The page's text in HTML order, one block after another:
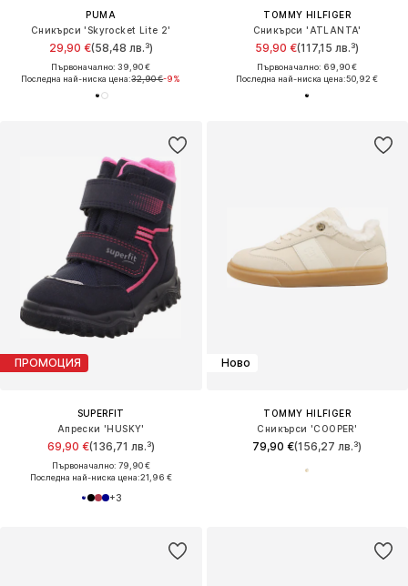
PUMA
Сникърси 'Skyrocket Lite 2'
29,90 €(58,48 лв.³)
Първоначално: 39,90 €
Последна най-ниска цена:32,90 €-9%
TOMMY HILFIGER
Сникърси 'ATLANTA'
59,90 €(117,15 лв.³)
Първоначално: 69,90 €
Последна най-ниска цена:50,92 €
ПРОМОЦИЯ
SUPERFIT
Апрески 'HUSKY'
69,90 €(136,71 лв.³)
Първоначално: 79,90 €
Последна най-ниска цена:21,96 €
+3
Ново
TOMMY HILFIGER
Сникърси 'COOPER'
79,90 €(156,27 лв.³)